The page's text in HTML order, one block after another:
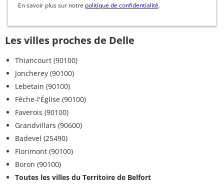
En savoir plus sur notre politique de confidentialité.
Les villes proches de Delle
Thiancourt (90100)
Joncherey (90100)
Lebetain (90100)
Fêche-l'Église (90100)
Faverois (90100)
Grandvillars (90600)
Badevel (25490)
Florimont (90100)
Boron (90100)
Toutes les villes du Territoire de Belfort